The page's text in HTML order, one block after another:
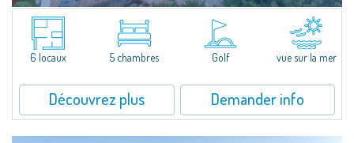
Villa Smeralda, signée par le fameux Architecte Jean-Claude Lesuisse, jouit
d'une vue mer panoramique exceptionnelle sur la baie du Pevero et sur les
collines de Pantogia. Entourée par une riche végétation...
6 locaux
5 chambres Golf vue sur la mer
Découvrez plus Demander info